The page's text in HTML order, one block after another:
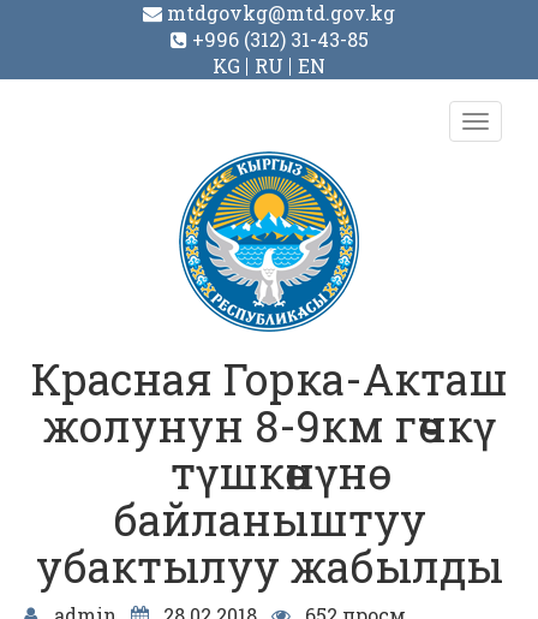
mtdgovkg@mtd.gov.kg
+996 (312) 31-43-85
KG
RU EN
Toggle
Красная Горка-Акташ
жолунун 8-9км гѳчкү
түшкѳнүнѳ
байланыштуу
убактылуу жабылды